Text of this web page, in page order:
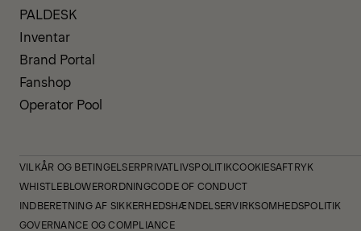
PALDESK
Inventar
Brand Portal
Fanshop
Operator Pool
VILKÅR OG BETINGELSERPRIVATLIVSPOLITIKCOOKIESAFTRYK
WHISTLEBLOWERORDNINGCODE OF CONDUCT
INDBERETNING AF SIKKERHEDSHÆNDELSERVIRKSOMHEDSPOLITIK
GOVERNANCE OG COMPLIANCE